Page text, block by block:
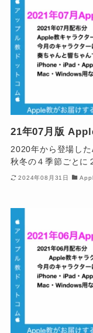
21年07月版
2020年から登場し
秋冬の４季節ごとに
2024年08月31日